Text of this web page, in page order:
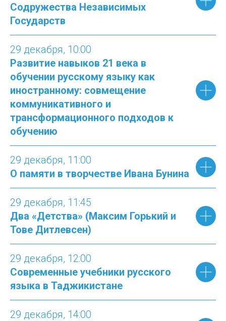
Содружества Независимых
Государств
29 декабря, 10:00
Развитие навыков 21 века в
обучении русскому языку как
иностранному: совмещение
коммуникативного и
трансформационного подходов к
обучению
29 декабря, 11:00
О памяти в творчестве Ивана Бунина
29 декабря, 11:45
Два «Детства» (Максим Горький и
Тове Дитлевсен)
29 декабря, 12:00
Современные учебники русского
языка в Таджикистане
29 декабря, 14:00